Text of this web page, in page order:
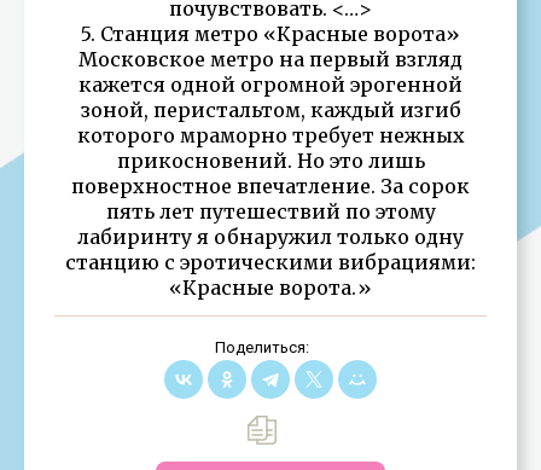
почувствовать. <…>
5. Станция метро «Красные ворота»
Московское метро на первый взгляд
кажется одной огромной эрогенной
зоной, перистальтом, каждый изгиб
которого мраморно требует нежных
прикосновений. Но это лишь
поверхностное впечатление. За сорок
пять лет путешествий по этому
лабиринту я обнаружил только одну
станцию с эротическими вибрациями:
«Красные ворота.»
Поделиться: